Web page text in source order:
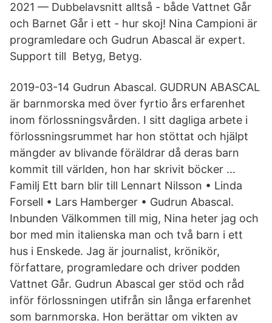
2021 — Dubbelavsnitt alltså - både Vattnet Går
och Barnet Går i ett - hur skoj! Nina Campioni är
programledare och Gudrun Abascal är expert.
Support till Betyg, Betyg.
2019-03-14 Gudrun Abascal. GUDRUN ABASCAL
är barnmorska med över fyrtio års erfarenhet
inom förlossningsvården. I sitt dagliga arbete i
förlossningsrummet har hon stöttat och hjälpt
mängder av blivande föräldrar då deras barn
kommit till världen, hon har skrivit böcker …
Familj Ett barn blir till Lennart Nilsson • Linda
Forsell • Lars Hamberger • Gudrun Abascal.
Inbunden Välkommen till mig, Nina heter jag och
bor med min italienska man och två barn i ett
hus i Enskede. Jag är journalist, krönikör,
författare, programledare och driver podden
Vattnet Går. Gudrun Abascal ger stöd och råd
inför förlossningen utifrån sin långa erfarenhet
som barnmorska. Hon berättar om vikten av